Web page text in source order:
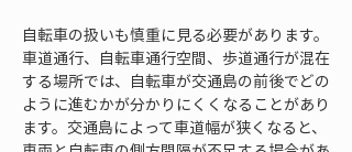
自転車の扱いも慎重に見る必要があります。
車道通行、自転車通行空間、歩道通行が混在
する場所では、自転車が交通島の前後でどの
ように進むかが分かりにくくなることがあり
ます。交通島によって車道幅が狭くなると、